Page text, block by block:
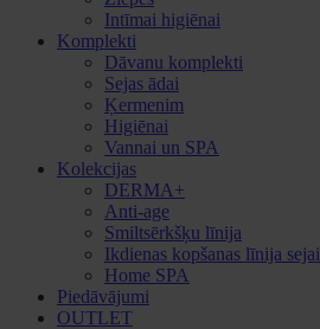
Intīmai higiēnai
Komplekti
Dāvanu komplekti
Sejas ādai
Ķermenim
Higiēnai
Vannai un SPA
Kolekcijas
DERMA+
Anti-age
Smiltsērkšķu līnija
Ikdienas kopšanas līnija sejai
Home SPA
Piedāvājumi
OUTLET